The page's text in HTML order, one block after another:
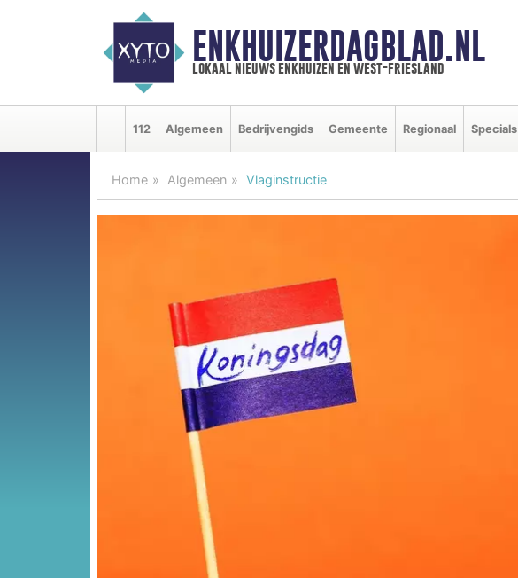
ENKHUIZERDAGBLAD.NL
lokaal nieuws enkhuizen en west-friesland
112 Algemeen Bedrijvengids Gemeente Regionaal Specials
Home Algemeen Vlaginstructie